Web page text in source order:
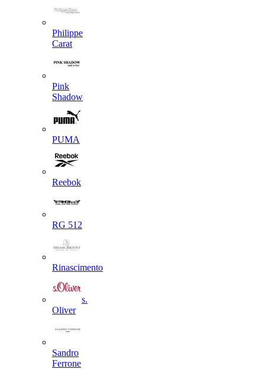
Philippe
Carat
Pink
Shadow
PUMA
Reebok
RG 512
Rinascimento
s.
Oliver
Sandro
Ferrone